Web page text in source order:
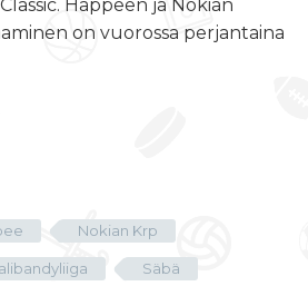
Happeen ja Nokian
on vuorossa perjantaina
Nokian Krp
Säbä